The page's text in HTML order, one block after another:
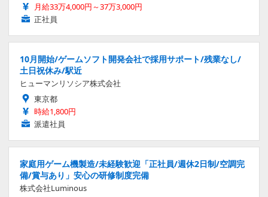
月給33万4,000円～37万3,000円
正社員
10月開始/ゲームソフト開発会社で採用サポート/残業なし/
土日祝休み/駅近
ヒューマンリソシア株式会社
東京都
時給1,800円
派遣社員
家庭用ゲーム機製造/未経験歓迎「正社員/週休2日制/空調完
備/賞与あり」安心の研修制度完備
株式会社Luminous